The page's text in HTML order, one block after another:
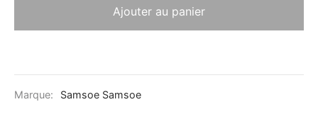
Ajouter au panier
Marque: Samsoe Samsoe